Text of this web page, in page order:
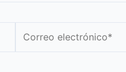
electrónico*